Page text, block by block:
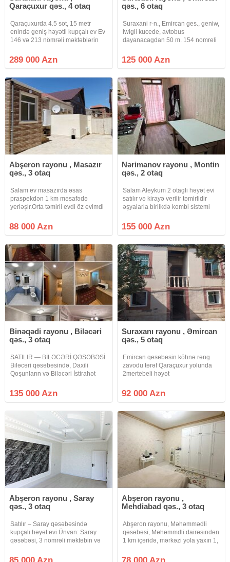
Qaraçuxur qəs., 4 otaq
Qaraçuxurda 4.5 sot, 15 metr
enində geniş həyətli kupçalı ev Ev
146 və 213 nömrəli məktəblərin
olarki ən geniş və sakit küçəsində
yerləşir. Həyət ümumilikdə 4.5
289 000 Azn
qəs., 6 otaq
Suraxani r-n., Emircan ges., geniw,
iwigli kucede, avtobus
dayanacagdan 50 m. 154 nomreli
ustunde, sahesi 140 kv.m. 6 otagli,
2 mertebeli ev satilir. Ev 4 dawdan
125 000 Azn
Abşeron rayonu , Masazır
qəs., 3 otaq
Salam ev masazırda əsas
praspekdən 1 km məsafədə
yerləşir.Orta təmirli evdi öz evimdi
həyət tametdi həyətdə 1.5 ton su
çəni kupçası var paket kupçadı
88 000 Azn
Nərimanov rayonu , Montin
qəs., 2 otaq
Salam Aleykum 2 otagli həyət evi
satılır və kirayə verilir təmirlidir
əşyalarla birlikdə kombi sistemi
kondisioner var kupça var satış
155000 start giyməti mənzil
155 000 Azn
Binəqədi rayonu , Biləcəri
qəs., 3 otaq
SATILIR — BİLƏCƏRİ QƏSƏBƏSİ
Biləcəri qəsəbəsində, Daxili
Qoşunların və Biləcəri İstirahət
yeni tikili binada 3 otaqlı, 80 m²
mənzil satılır. Mənzil 4 mərtəbəli
135 000 Azn
Suraxanı rayonu , Əmircan
qəs., 5 otaq
Emircan qesebesin köhnə rəng
zavodu tərəf Qaraçuxur yolunda
2mertebeli həyət
mesafede.merkezi konalizasiya
bütün kom.deraitler daimidi.kombi
rahatlıqla daxil olur
92 000 Azn
Abşeron rayonu , Saray
qəs., 3 otaq
Satılır – Saray qəsəbəsində
kupçalı həyət evi Ünvan: Saray
qəsəbəsi, 3 nömrəli məktəbin və
məlumatlar: 1.2 sot kupçalı torpaq
Abşeron rayonu ,
Mehdiabad qəs., 3 otaq
Abşeron rayonu, Məhəmmədli
qəsəbəsi, Məhəmmdli dairəsindən
1 km içəridə, mərkəzi yola yaxın 1,
kv.m. olan, kürsülü, 3 otaq həyət